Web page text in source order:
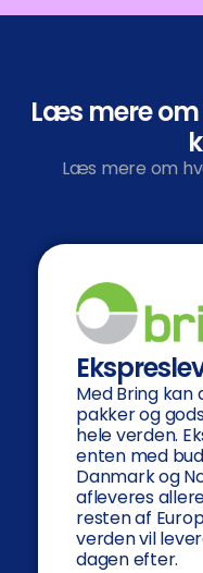
Læs mere
Læs mere om
Med Bring kan
pakker og
hele verden.
enten med
Danmark og
afleveres
resten af
verden vil
dagen efter.